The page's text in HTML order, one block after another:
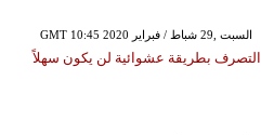
GMT 10:45 2020 السبت ,29 شباط / فبراير
التصرف بطريقة عشوائية لن يكون سهلاً